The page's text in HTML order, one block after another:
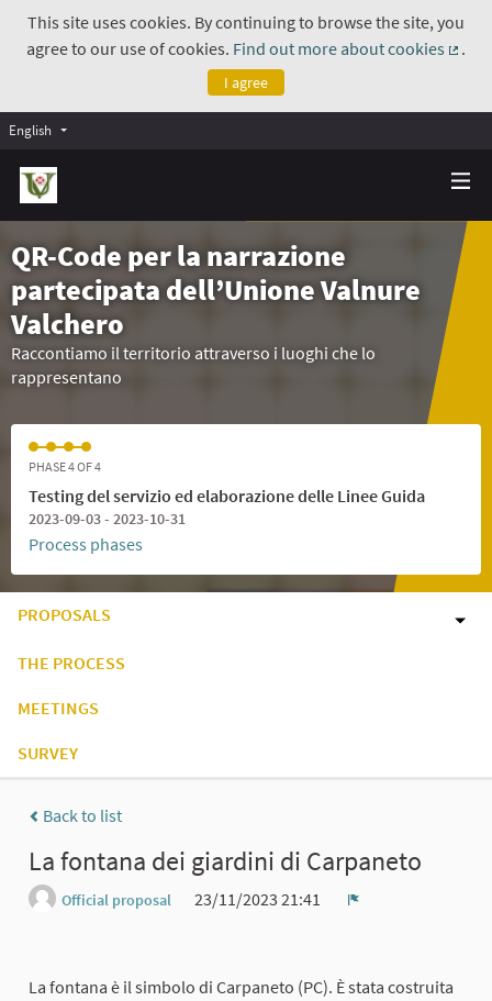
This site uses cookies. By continuing to browse the site, you
agree to our use of cookies. Find out more about cookies
.
I agree
English
QR-Code per la narrazione
partecipata dell’Unione Valnure
Valchero
Raccontiamo il territorio attraverso i luoghi che lo
rappresentano
PHASE 4 OF 4
Testing del servizio ed elaborazione delle Linee Guida
2023-09-03 - 2023-10-31
Process phases
PROPOSALS
THE PROCESS
MEETINGS
SURVEY
Back to list
La fontana dei giardini di Carpaneto
Official proposal
23/11/2023 21:41
La fontana è il simbolo di Carpaneto (PC). È stata costruita